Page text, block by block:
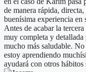
de manera rápida,
buenísima experiencia en
Antes de acabar la
muy completa y
mucho más saludable.
estoy aprendiendo
ayudará con otros